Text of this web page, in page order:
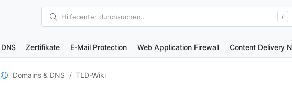
Hilfecenter durchsuchen.. /
DNS Zertifikate E-Mail Protection Web Application Firewall Content Delivery
Domains & DNS TLD-Wiki